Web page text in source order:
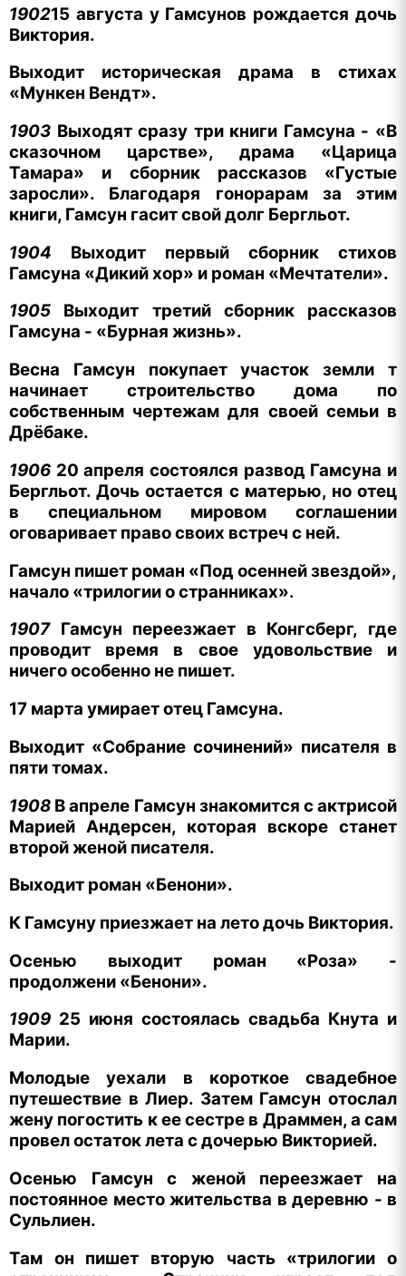
190215 августа у Гамсунов рождается дочь
Виктория.
Выходит историческая драма в стихах
«Мункен Вендт».
1903 Выходят сразу три книги Гамсуна - «В
сказочном царстве», драма «Царица
Тамара» и сборник рассказов «Густые
заросли». Благодаря гонорарам за этим
книги, Гамсун гасит свой долг Бергльот.
1904 Выходит первый сборник стихов
Гамсуна «Дикий хор» и роман «Мечтатели».
1905 Выходит третий сборник рассказов
Гамсуна - «Бурная жизнь».
Весна Гамсун покупает участок земли т
начинает строительство дома по
собственным чертежам для своей семьи в
Дрёбаке.
1906 20 апреля состоялся развод Гамсуна и
Бергльот. Дочь остается с матерью, но отец
в специальном мировом соглашении
оговаривает право своих встреч с ней.
Гамсун пишет роман «Под осенней звездой»,
начало «трилогии о странниках».
1907Гамсун переезжает в Конгсберг, где
проводит время в свое удовольствие и
ничего особенно не пишет.
17 марта умирает отец Гамсуна.
Выходит «Собрание сочинений» писателя в
пяти томах.
1908 В апреле Гамсун знакомится с актрисой
Марией Андерсен, которая вскоре станет
второй женой писателя.
Выходит роман «Бенони».
К Гамсуну приезжает на лето дочь Виктория.
Осенью выходит роман «Роза» -
продолжени «Бенони».
1909 25 июня состоялась свадьба Кнута и
Марии.
Молодые уехали в короткое свадебное
путешествие в Лиер. Затем Гамсун отослал
жену погостить к ее сестре в Драммен, а сам
провел остаток лета с дочерью Викторией.
Осенью Гамсун с женой переезжает на
постоянное место жительства в деревню - в
Сульлиен.
Там он пишет вторую часть «трилогии о